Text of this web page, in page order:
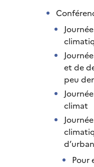
et de
peu
climat
Pour